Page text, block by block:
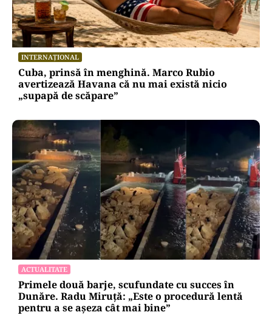
INTERNAȚIONAL
Cuba, prinsă în menghină. Marco Rubio
avertizează Havana că nu mai există nicio
„supapă de scăpare”
ACTUALITATE
Primele două barje, scufundate cu succes în
Dunăre. Radu Miruță: „Este o procedură lentă
pentru a se așeza cât mai bine”